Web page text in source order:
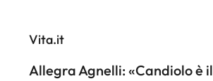
Vita.it
Allegra Agnelli: «Candiolo è il